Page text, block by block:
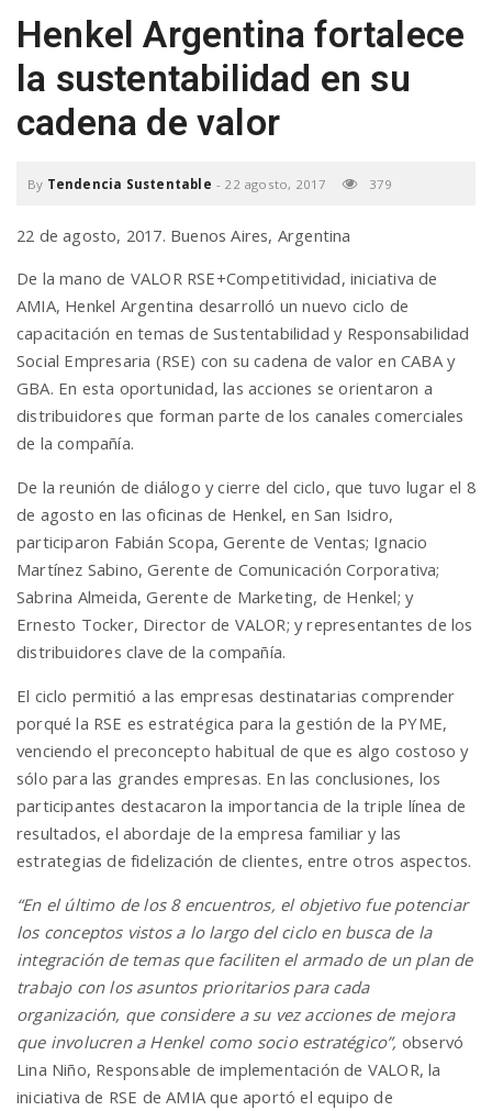
a
v
a
t
i
o
n
Henkel Argentina fortalece
la sustentabilidad en su
cadena de valor
By Tendencia Sustentable - 22 agosto, 2017 379
22 de agosto, 2017. Buenos Aires, Argentina
De la mano de VALOR RSE+Competitividad, iniciativa de
AMIA, Henkel Argentina desarrolló un nuevo ciclo de
capacitación en temas de Sustentabilidad y Responsabilidad
Social Empresaria (RSE) con su cadena de valor en CABA y
GBA. En esta oportunidad, las acciones se orientaron a
distribuidores que forman parte de los canales comerciales
de la compañía.
De la reunión de diálogo y cierre del ciclo, que tuvo lugar el 8
de agosto en las oficinas de Henkel, en San Isidro,
participaron Fabián Scopa, Gerente de Ventas; Ignacio
Martínez Sabino, Gerente de Comunicación Corporativa;
Sabrina Almeida, Gerente de Marketing, de Henkel; y
Ernesto Tocker, Director de VALOR; y representantes de los
distribuidores clave de la compañía.
El ciclo permitió a las empresas destinatarias comprender
porqué la RSE es estratégica para la gestión de la PYME,
venciendo el preconcepto habitual de que es algo costoso y
sólo para las grandes empresas. En las conclusiones, los
participantes destacaron la importancia de la triple línea de
resultados, el abordaje de la empresa familiar y las
estrategias de fidelización de clientes, entre otros aspectos.
“En el último de los 8 encuentros, el objetivo fue potenciar
los conceptos vistos a lo largo del ciclo en busca de la
integración de temas que faciliten el armado de un plan de
trabajo con los asuntos prioritarios para cada
organización, que considere a su vez acciones de mejora
que involucren a Henkel como socio estratégico”, observó
Lina Niño, Responsable de implementación de VALOR, la
iniciativa de RSE de AMIA que aportó el equipo de